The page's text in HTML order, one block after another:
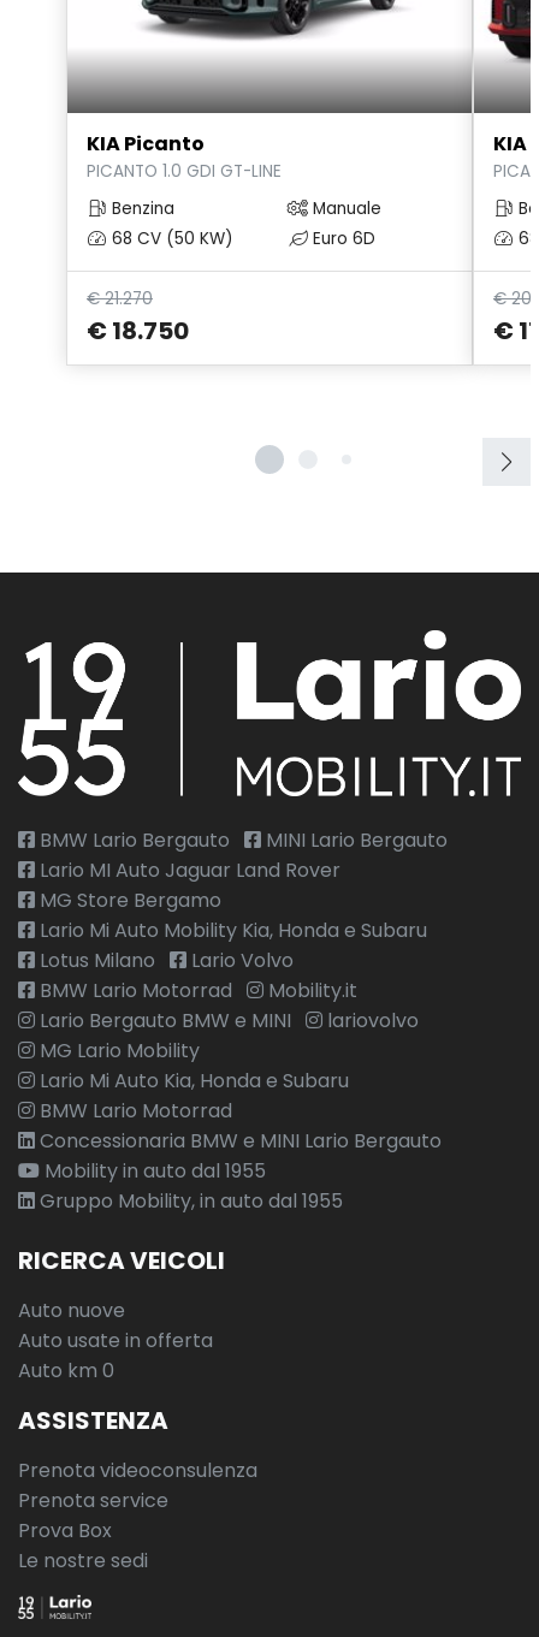
Volante multifunzionale
Volante regolabile
KIA Picanto
PICANTO 1.0 GDI GT-LINE
Benzina
Manuale
68 CV (50 KW)
Euro 6D
€ 21.270
€ 18.750
KIA
€
€
BMW Lario Bergauto
MINI Lario Bergauto
Lario MI Auto Jaguar Land Rover
MG Store Bergamo
Lario Mi Auto Mobility Kia, Honda e Subaru
Lotus Milano
Lario Volvo
BMW Lario Motorrad
Mobility.it
Lario Bergauto BMW e MINI
lariovolvo
MG Lario Mobility
Lario Mi Auto Kia, Honda e Subaru
BMW Lario Motorrad
Concessionaria BMW e MINI Lario Bergauto
Mobility in auto dal 1955
Gruppo Mobility, in auto dal 1955
RICERCA VEICOLI
Auto nuove
Auto usate in offerta
Auto km 0
ASSISTENZA
Prenota videoconsulenza
Prenota service
Prova Box
Le nostre sedi